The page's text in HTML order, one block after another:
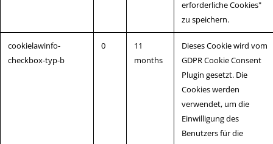
erforderliche Cookies"
zu speichern.
cookielawinfo-
checkbox-typ-b
0
11
months
Dieses Cookie wird vom
GDPR Cookie Consent
Plugin gesetzt. Die
Cookies werden
verwendet, um die
Einwilligung des
Benutzers für die